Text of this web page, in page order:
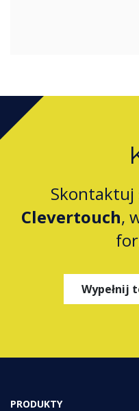
Skontaktuj
Clevertouch,
Wypełnij
PRODUKTY